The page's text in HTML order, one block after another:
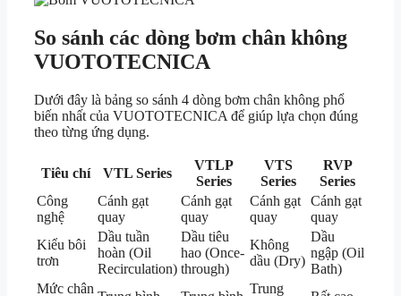
So sánh các dòng bơm chân không
VUOTOTECNICA
Dưới đây là bảng so sánh 4 dòng bơm chân không phổ
biến nhất của VUOTOTECNICA để giúp lựa chọn đúng
theo từng ứng dụng.
Tiêu chí VTL Series
VTLP
Series
VTS
Series
RVP
Series
Công
nghệ
Cánh gạt
quay
Cánh gạt
quay
Cánh gạt
quay
Cánh gạt
quay
Kiểu bôi
trơn
Dầu tuần
hoàn (Oil
Recirculation)
Dầu tiêu
hao (Once-
through)
Không
dầu (Dry)
Dầu
ngập (Oil
Bath)
Mức chân
Trung